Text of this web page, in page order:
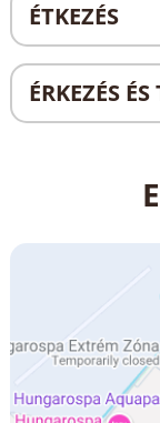
ÉTKEZÉS
ÉRKEZÉS